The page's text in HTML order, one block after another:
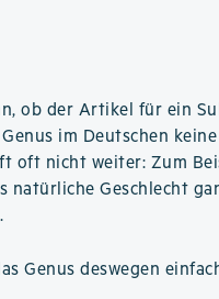
ob der Artikel für ein
im Deutschen
oft nicht weiter: Zum
natürliche Geschlecht
Genus deswegen